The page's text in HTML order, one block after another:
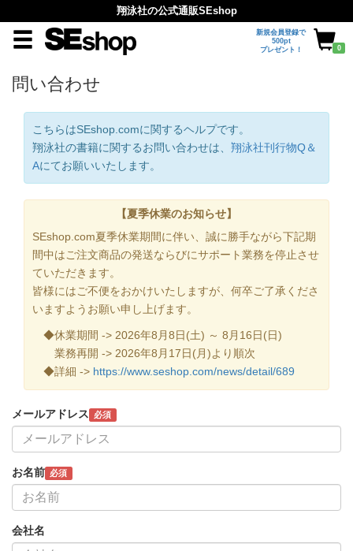
翔泳社の公式通販SEshop
新規会員登録で
500pt
プレゼント！
0
問い合わせ
こちらはSEshop.comに関するヘルプです。
翔泳社の書籍に関するお問い合わせは、 翔泳社刊行物Q＆
Aにてお願いいたします。
【夏季休業のお知らせ】
SEshop.com夏季休業期間に伴い、誠に勝手ながら下記期
間中はご注文商品の発送ならびにサポート業務を停止させ
ていただきます。
皆様にはご不便をおかけいたしますが、何卒ご了承くださ
いますようお願い申し上げます。
◆休業期間 -> 2026年8月8日(土) ～ 8月16日(日)
業務再開 -> 2026年8月17日(月)より順次
◆詳細 -> https://www.seshop.com/news/detail/689
メールアドレス 必須
お名前 必須
会社名